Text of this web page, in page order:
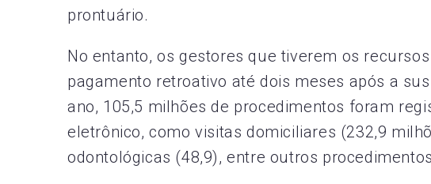
prontuário.
No entanto, os gestores que tiverem os
pagamento retroativo até dois meses após a
ano, 105,5 milhões de procedimentos foram
eletrônico, como visitas domiciliares (232,9
odontológicas (48,9), entre outros